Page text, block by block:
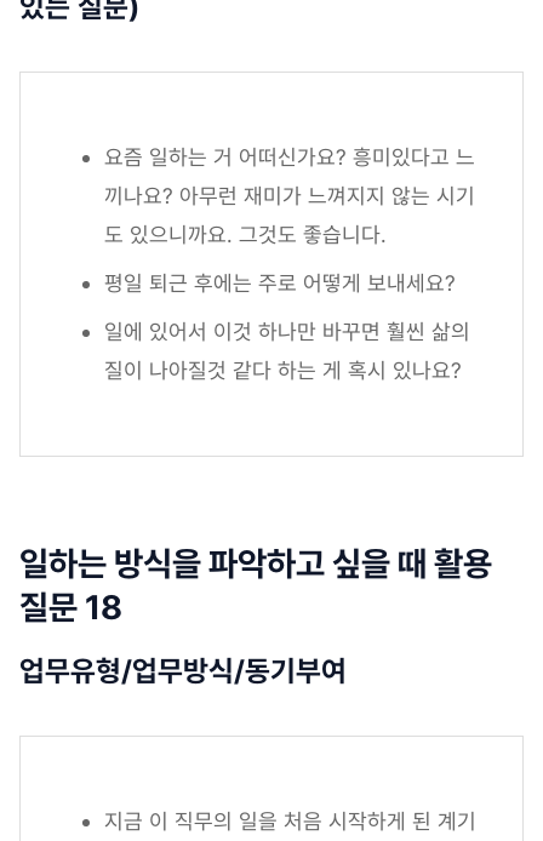
요즘 일하는 거 어떠신가요? 흥미있다고 느
끼나요? 아무런 재미가 느껴지지 않는 시기
도 있으니까요. 그것도 좋습니다.
평일 퇴근 후에는 주로 어떻게 보내세요?
일에 있어서 이것 하나만 바꾸면 훨씬 삶의
질이 나아질것 같다 하는 게 혹시 있나요?
일하는 방식을 파악하고 싶을 때 활용
질문 18
업무유형/업무방식/동기부여
지금 이 직무의 일을 처음 시작하게 된 계기